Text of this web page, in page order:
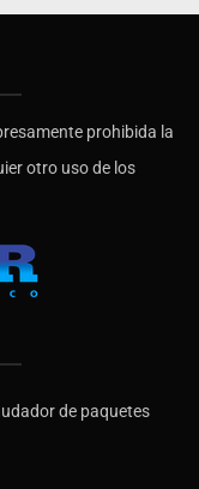
prohibida la
otro uso de los
de paquetes